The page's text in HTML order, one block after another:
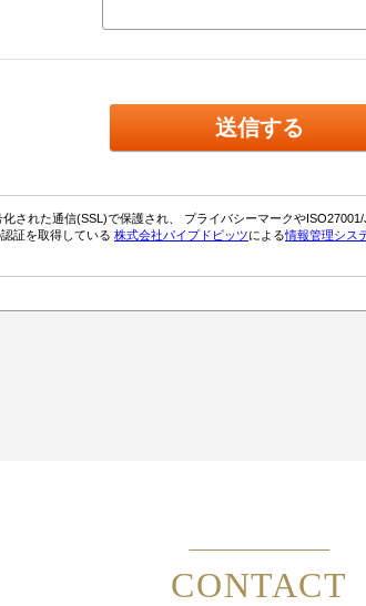
CONTACT